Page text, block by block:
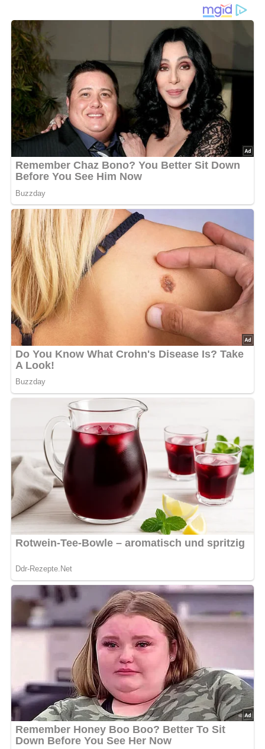
Salz,
1/4 Liter dickes Apfelmus,
Curry,
zerlassene Butter.
Den vorbereiteten Fisch säuern.
Den in kleine Würfel geschnittenen Speck ausbraten,
Zwiebelwürfel und den innen und außen gesalzenen Fisch
zugeben.
Unter mehrfachem Begießen und vorsichtigem Wenden
braten, den Fisch auf vorgewärmter Platte warm halten
und den Bratsatz mit Apfelmus, ein wenig Curry und
Butter zu einer Soße verkochen.
Nach: Unser großes Kochbuch – Verlag für die Frau Leipzig, DDR 1984
0/5(0 Bewertung)